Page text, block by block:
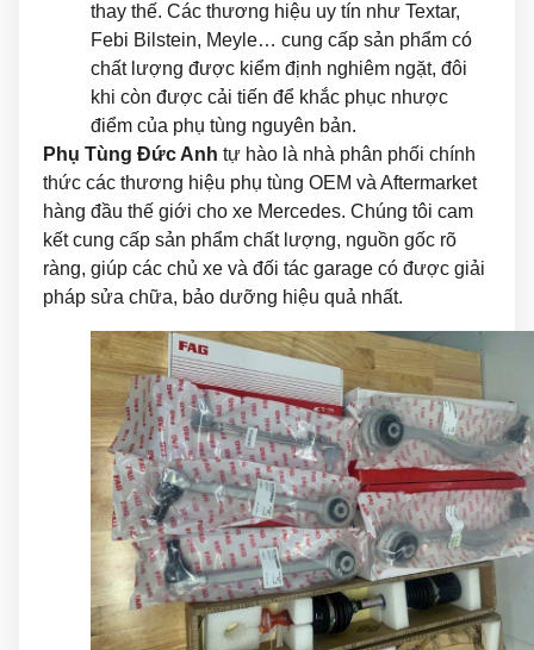
thay thế. Các thương hiệu uy tín như Textar,
Febi Bilstein, Meyle… cung cấp sản phẩm có
chất lượng được kiểm định nghiêm ngặt, đôi
khi còn được cải tiến để khắc phục nhược
điểm của phụ tùng nguyên bản.
Phụ Tùng Đức Anh tự hào là nhà phân phối chính
thức các thương hiệu phụ tùng OEM và Aftermarket
hàng đầu thế giới cho xe Mercedes. Chúng tôi cam
kết cung cấp sản phẩm chất lượng, nguồn gốc rõ
ràng, giúp các chủ xe và đối tác garage có được giải
pháp sửa chữa, bảo dưỡng hiệu quả nhất.